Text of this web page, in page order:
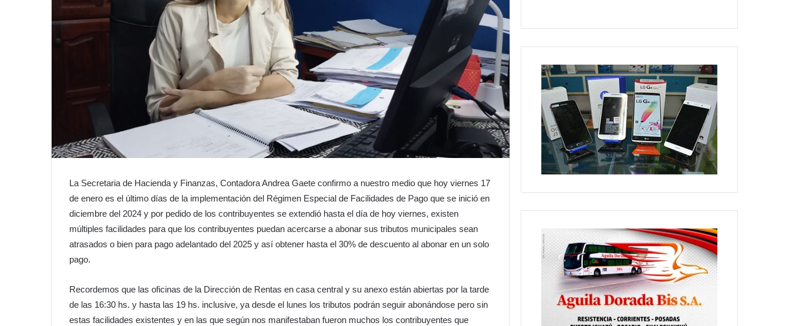
La Secretaria de Hacienda y Finanzas, Contadora Andrea Gaete confirmo a nuestro medio que hoy viernes 17
de enero es el último días de la implementación del Régimen Especial de Facilidades de Pago que se inició en
diciembre del 2024 y por pedido de los contribuyentes se extendió hasta el día de hoy viernes, existen
múltiples facilidades para que los contribuyentes puedan acercarse a abonar sus tributos municipales sean
atrasados o bien para pago adelantado del 2025 y así obtener hasta el 30% de descuento al abonar en un solo
pago.
Recordemos que las oficinas de la Dirección de Rentas en casa central y su anexo están abiertas por la tarde
de las 16:30 hs. y hasta las 19 hs. inclusive, ya desde el lunes los tributos podrán seguir abonándose pero sin
estas facilidades existentes y en las que según nos manifestaban fueron muchos los contribuyentes que